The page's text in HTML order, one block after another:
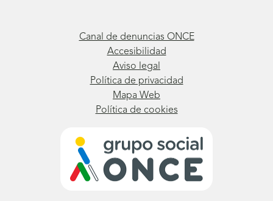
Canal de denuncias ONCE
Accesibilidad
Aviso legal
Política de privacidad
Mapa Web
Política de cookies